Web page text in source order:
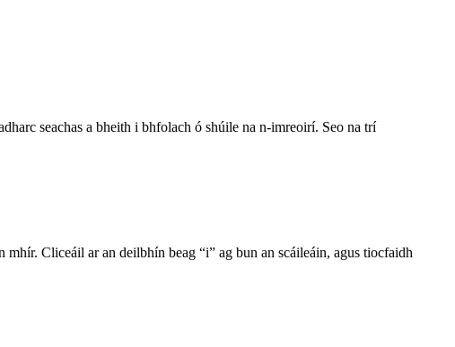
seachas a bheith i bhfolach ó shúile na n-imreoirí. Seo na trí
Cliceáil ar an deilbhín beag “i” ag bun an scáileáin, agus tiocfaidh